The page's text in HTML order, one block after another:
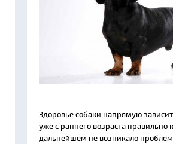
Здоровье собаки напрямую
уже с раннего возраста правильно
дальнейшем не возникало